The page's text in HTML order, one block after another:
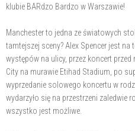
klubie BARdzo Bardzo w Warszawie!
Manchester to jedna ze światowych
tamtejszej sceny? Alex Spencer jest
występów na ulicy, przez koncert
City na murawie Etihad Stadium, po
wyprzedanie solowego koncertu w
wydarzyło się na przestrzeni zaledwie
wszystko jest możliwe.